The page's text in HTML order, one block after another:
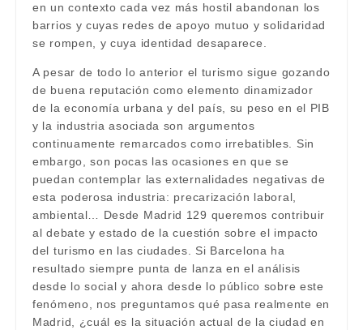
en un contexto cada vez más hostil abandonan los
barrios y cuyas redes de apoyo mutuo y solidaridad
se rompen, y cuya identidad desaparece.
A pesar de todo lo anterior el turismo sigue gozando
de buena reputación como elemento dinamizador
de la economía urbana y del país, su peso en el PIB
y la industria asociada son argumentos
continuamente remarcados como irrebatibles. Sin
embargo, son pocas las ocasiones en que se
puedan contemplar las externalidades negativas de
esta poderosa industria: precarización laboral,
ambiental… Desde Madrid 129 queremos contribuir
al debate y estado de la cuestión sobre el impacto
del turismo en las ciudades. Si Barcelona ha
resultado siempre punta de lanza en el análisis
desde lo social y ahora desde lo público sobre este
fenómeno, nos preguntamos qué pasa realmente en
Madrid, ¿cuál es la situación actual de la ciudad en